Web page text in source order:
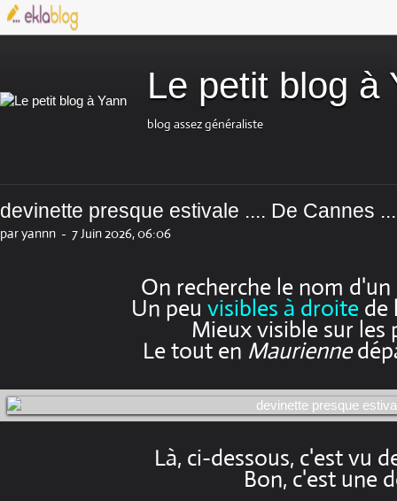
Le petit blog à
blog assez généraliste
devinette presque estivale .... De Cannes
par yannn - 7 Juin 2026, 06:06
On recherche le nom
Un peu visibles à droitede
Mieux visible sur les
Le tout en Maurienne
Là, ci-dessous, c'est vu
Bon, c'est une